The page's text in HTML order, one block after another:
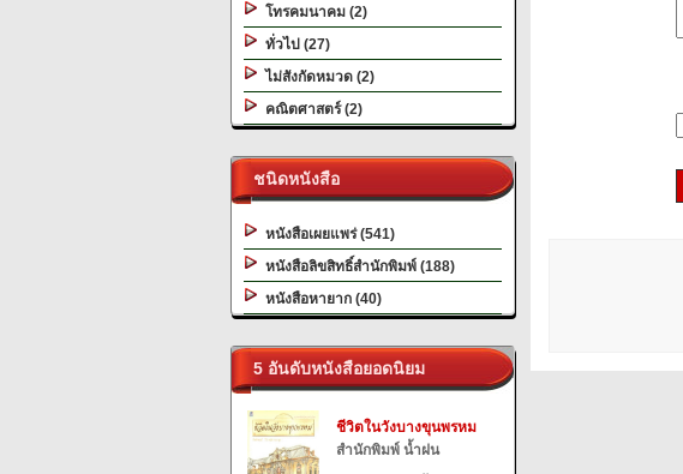
โทรคมนาคม (2)
ทั่วไป (27)
ไม่สังกัดหมวด (2)
คณิตศาสตร์ (2)
ชนิดหนังสือ
หนังสือเผยแพร่ (541)
หนังสือลิขสิทธิ์สำนักพิมพ์ (188)
หนังสือหายาก (40)
5 อันดับหนังสือยอดนิยม
ชีวิตในวังบางขุนพรหม
สำนักพิมพ์ น้ำฝน